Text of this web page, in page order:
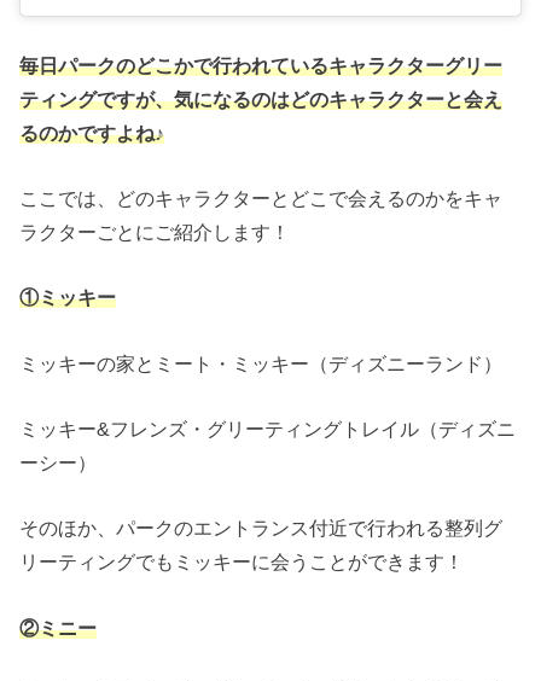
毎日パークのどこかで行われているキャラクターグリー
ティングですが、気になるのはどのキャラクターと会え
るのかですよね♪
ここでは、どのキャラクターとどこで会えるのかをキャ
ラクターごとにご紹介します！
①ミッキー
ミッキーの家とミート・ミッキー（ディズニーランド）
ミッキー&フレンズ・グリーティングトレイル（ディズニ
ーシー）
そのほか、パークのエントランス付近で行われる整列グ
リーティングでもミッキーに会うことができます！
②ミニー